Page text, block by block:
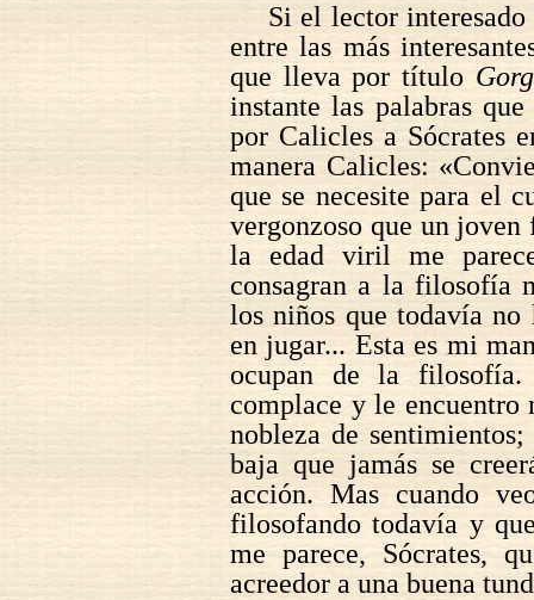
Si el lector
entre las más
que lleva por título
instante las palabras
por Calicles a Sócrates
manera Calicles:
que se necesite para el
vergonzoso que un
la edad viril me
consagran a la filosofía
los niños que todavía no
en jugar... Esta es mi
ocupan de la
complace y le
nobleza de
baja que jamás se
acción. Mas cuando
filosofando todavía y
me parece, Sócrates,
acreedor a una buena